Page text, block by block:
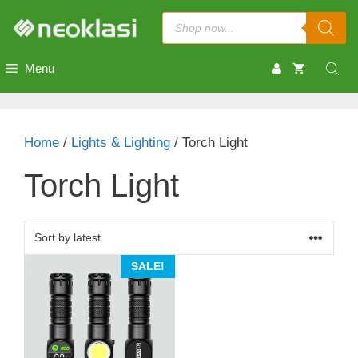
Products
search
Menu
Home / Lights & Lighting / Torch Light
Torch Light
SALE!